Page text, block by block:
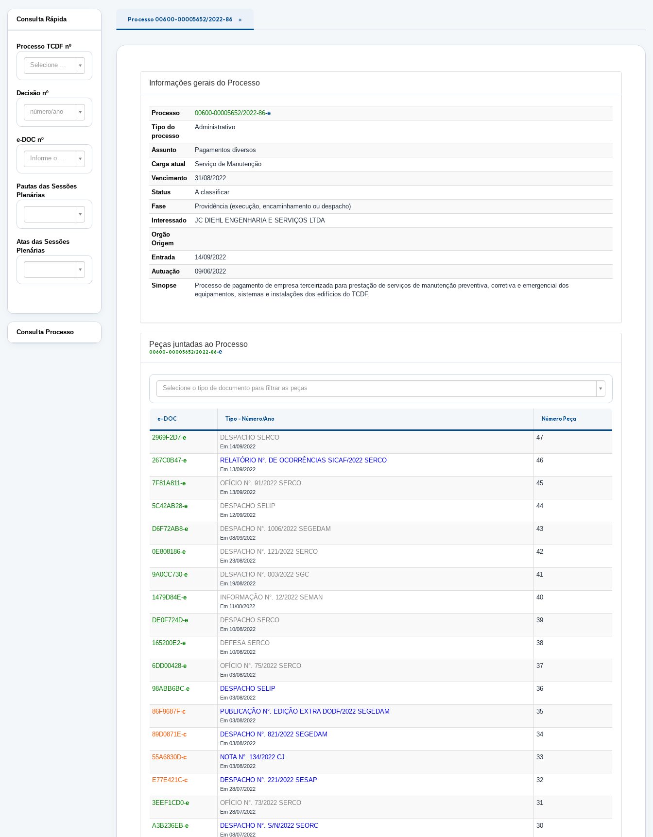
Consulta Rápida
Processo TCDF nº
Selecione o processo
Decisão nº
número/ano
e-DOC nº
Informe o e-DOC
Pautas das Sessões
Plenárias
Pautas
Sessões
Plenárias
Atas das Sessões
Plenárias
Atas
Sessões
Plenárias
Consulta Processo
Processo 00600-00005652/2022-86
Informações gerais do Processo
Processo 00600-00005652/2022-86-e
Tipo do
processo
Administrativo
Assunto
Pagamentos diversos
Carga atual
Serviço de Manutenção
Vencimento
31/08/2022
Status
A classificar
Fase
Providência (execução, encaminhamento ou despacho)
Interessado
JC DIEHL ENGENHARIA E SERVIÇOS LTDA
Orgão
Origem
Entrada
14/09/2022
Autuação
09/06/2022
Sinopse
Processo de pagamento de empresa terceirizada para prestação de serviços de manutenção preventiva, corretiva e emergencial dos
equipamentos, sistemas e instalações dos edifícios do TCDF.
Peças juntadas ao Processo
00600-00005652/2022-86-e
Selecione o tipo de documento para filtrar as peças
e-DOC Tipo - Número/Ano Número Peça
2969F2D7-e DESPACHO SERCO
Em 14/09/2022
47
267C0B47-e RELATÓRIO N°. DE OCORRÊNCIAS SICAF/2022 SERCO
Em 13/09/2022
46
7F81A811-e OFÍCIO N°. 91/2022 SERCO
Em 13/09/2022
45
5C42AB28-e DESPACHO SELIP
Em 12/09/2022
44
D6F72AB8-e DESPACHO N°. 1006/2022 SEGEDAM
Em 08/09/2022
43
0E808186-e DESPACHO N°. 121/2022 SERCO
Em 23/08/2022
42
9A0CC730-e DESPACHO N°. 003/2022 SGC
Em 19/08/2022
41
1479D84E-e INFORMAÇÃO N°. 12/2022 SEMAN
Em 11/08/2022
40
DE0F724D-e DESPACHO SERCO
Em 10/08/2022
39
165200E2-e DEFESA SERCO
Em 10/08/2022
38
6DD00428-e OFÍCIO N°. 75/2022 SERCO
Em 03/08/2022
37
98ABB6BC-e DESPACHO SELIP
Em 03/08/2022
36
86F9687F-c PUBLICAÇÃO N°. EDIÇÃO EXTRA DODF/2022 SEGEDAM
Em 03/08/2022
35
89D0871E-c DESPACHO N°. 821/2022 SEGEDAM
Em 03/08/2022
34
55A6830D-c NOTA N°. 134/2022 CJ
Em 03/08/2022
33
E77E421C-c DESPACHO N°. 221/2022 SESAP
Em 28/07/2022
32
3EEF1CD0-e OFÍCIO N°. 73/2022 SERCO
Em 28/07/2022
31
A3B236EB-e DESPACHO N°. S/N/2022 SEORC
Em 08/07/2022
30